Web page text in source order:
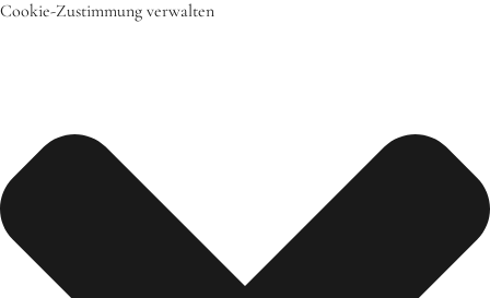
Cookie-Zustimmung verwalten
Daher komme ich